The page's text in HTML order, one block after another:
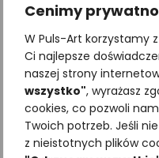
Cenimy
W Puls-Art korzystamy
Ci najlepsze
naszej strony
wszystko", wyrażasz
cookies, co pozwoli
Twoich potrzeb. Jeśli
z nieistotnych plików